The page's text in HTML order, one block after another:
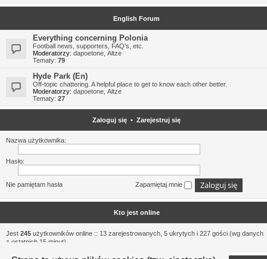
English Forum
Everything concerning Polonia
Football news, supporters, FAQ's, etc.
Moderatorzy: dapoetone Altze
Tematy: 79
Hyde Park (En)
Off-topic chattering. A helpful place to get to know each other better.
Moderatorzy: dapoetone Altze
Tematy: 27
Zaloguj się • Zarejestruj się
Nazwa użytkownika:
Hasło:
Nie pamiętam hasła Zapamiętaj mnie
Kto jest online
Jest 245 użytkowników online :: 13 zarejestrowanych, 5 ukrytych i 227 gości (wg danych
z ostatnich 15 minut)